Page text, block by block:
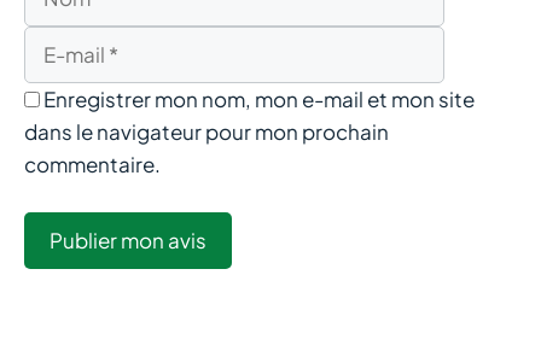
mail
Enregistrer mon nom, mon e-mail et mon site
dans le navigateur pour mon prochain
commentaire.